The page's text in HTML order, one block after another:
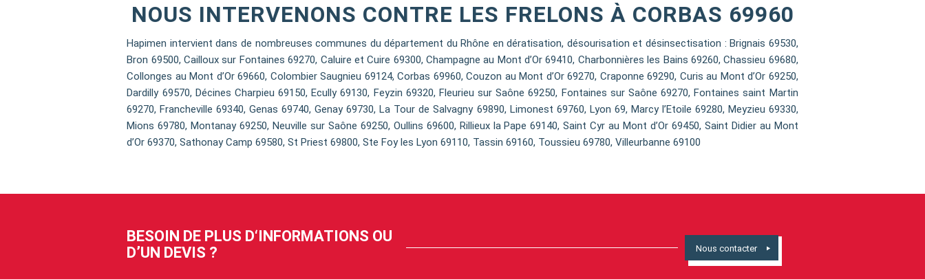
NOUS INTERVENONS CONTRE LES FRELONS À CORBAS 69960
Hapimen intervient dans de nombreuses communes du département du Rhône en dératisation, désourisation et désinsectisation : Brignais 69530,
Bron 69500, Cailloux sur Fontaines 69270, Caluire et Cuire 69300, Champagne au Mont d’Or 69410, Charbonnières les Bains 69260, Chassieu 69680,
Collonges au Mont d’Or 69660, Colombier Saugnieu 69124, Corbas 69960, Couzon au Mont d’Or 69270, Craponne 69290, Curis au Mont d’Or 69250,
Dardilly 69570, Décines Charpieu 69150, Ecully 69130, Feyzin 69320, Fleurieu sur Saône 69250, Fontaines sur Saône 69270, Fontaines saint Martin
69270, Francheville 69340, Genas 69740, Genay 69730, La Tour de Salvagny 69890, Limonest 69760, Lyon 69, Marcy l’Etoile 69280, Meyzieu 69330,
Mions 69780, Montanay 69250, Neuville sur Saône 69250, Oullins 69600, Rillieux la Pape 69140, Saint Cyr au Mont d’Or 69450, Saint Didier au Mont
d’Or 69370, Sathonay Camp 69580, St Priest 69800, Ste Foy les Lyon 69110, Tassin 69160, Toussieu 69780, Villeurbanne 69100
BESOIN DE PLUS D‘INFORMATIONS OU
D’UN DEVIS ?
Nous contacter